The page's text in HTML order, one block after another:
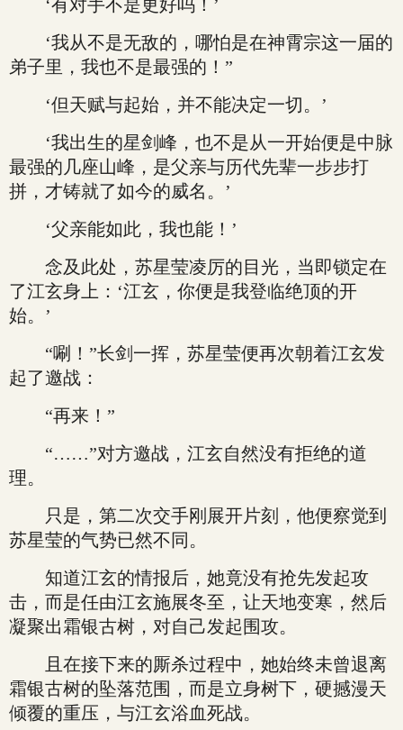
‘有对手不是更好吗！’
‘我从不是无敌的，哪怕是在神霄宗这一届的
弟子里，我也不是最强的！”
‘但天赋与起始，并不能决定一切。’
‘我出生的星剑峰，也不是从一开始便是中脉
最强的几座山峰，是父亲与历代先辈一步步打
拼，才铸就了如今的威名。’
‘父亲能如此，我也能！’
念及此处，苏星莹凌厉的目光，当即锁定在
了江玄身上：‘江玄，你便是我登临绝顶的开
始。’
“唰！”长剑一挥，苏星莹便再次朝着江玄发
起了邀战：
“再来！”
“……”对方邀战，江玄自然没有拒绝的道
理。
只是，第二次交手刚展开片刻，他便察觉到
苏星莹的气势已然不同。
知道江玄的情报后，她竟没有抢先发起攻
击，而是任由江玄施展冬至，让天地变寒，然后
凝聚出霜银古树，对自己发起围攻。
且在接下来的厮杀过程中，她始终未曾退离
霜银古树的坠落范围，而是立身树下，硬撼漫天
倾覆的重压，与江玄浴血死战。